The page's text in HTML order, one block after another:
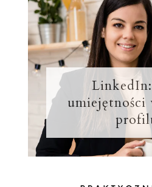
umiejętności